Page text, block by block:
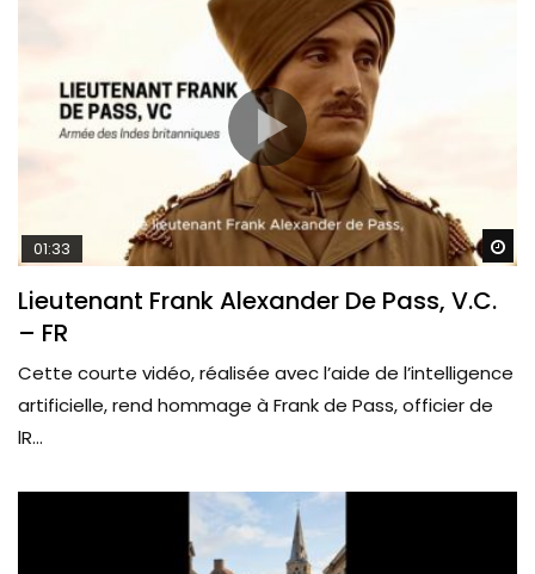
01:33
Lieutenant Frank Alexander De Pass, V.C.
– FR
Cette courte vidéo, réalisée avec l’aide de l’intelligence
artificielle, rend hommage à Frank de Pass, officier de
lR...